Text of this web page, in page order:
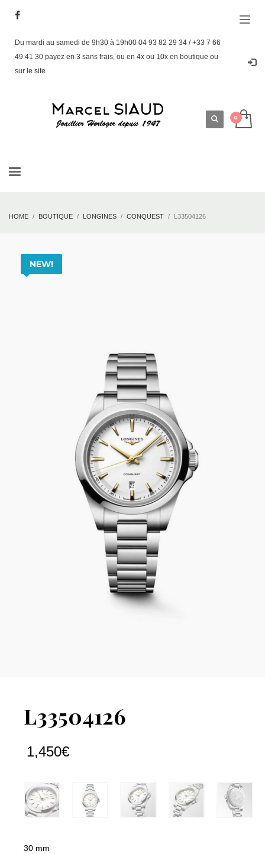
Du mardi au samedi de 9h30 à 19h00 04 93 82 29 34 / +33 7 66
49 41 30 payez en 3 sans frais, ou en 4x ou 10x en boutique ou
sur le site
HOME BOUTIQUE LONGINES CONQUEST L33504126
NEW!
L33504126
1,450€
30 mm